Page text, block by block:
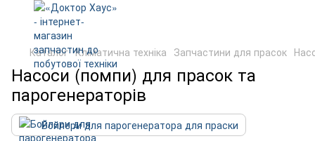
Каталог Кліматична техніка Запчастини для прасок
Насоси (помпи) для прасок та
парогенераторів
Бойлери для парогенератора для праски